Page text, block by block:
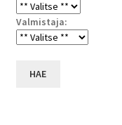
Valmistaja:
HAE